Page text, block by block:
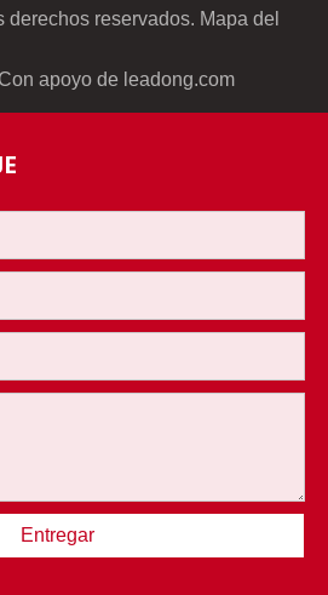
derechos reservados. Mapa del
apoyo de leadong.com
Entregar